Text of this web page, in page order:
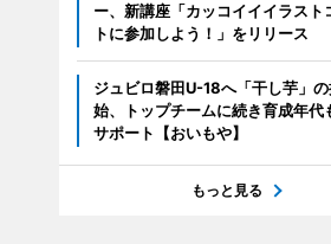
ー、新講座「カッコイイイラスト
トに参加しよう！」をリリース
ジュビロ磐田U-18へ「干し芋」
始、トップチームに続き育成年代
サポート【おいもや】
もっと見る